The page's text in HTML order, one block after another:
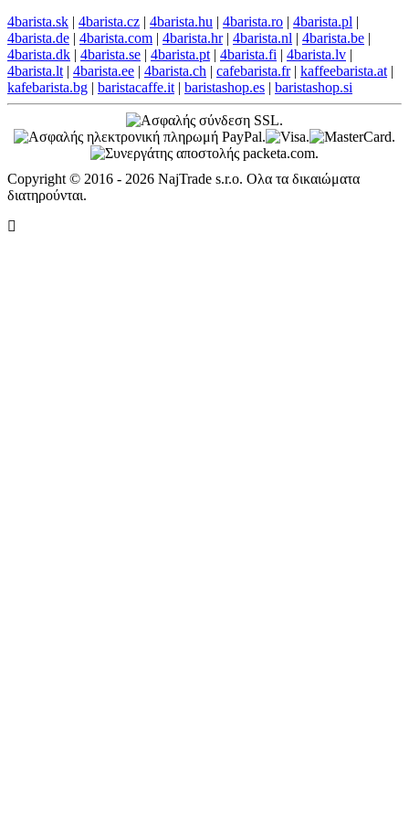
4barista.sk | 4barista.cz | 4barista.hu | 4barista.ro | 4barista.pl |
4barista.de | 4barista.com | 4barista.hr| 4barista.nl | 4barista.be |
4barista.dk | 4barista.se | 4barista.pt | 4barista.fi | 4barista.lv |
4barista.lt | 4barista.ee | 4barista.ch | cafebarista.fr| kaffeebarista.at |
kafebarista.bg | baristacaffe.it | baristashop.es | baristashop.si
Copyright © 2016 - 2026 NajTrade s.r.o. Ολα τα δικαιώματα
διατηρούνται.